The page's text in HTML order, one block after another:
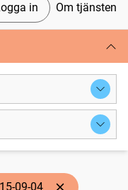
in Om tjänsten
09-04